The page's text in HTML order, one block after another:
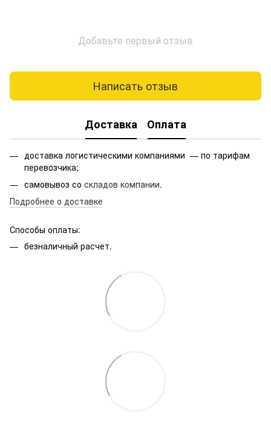
Добавьте первый отзыв
Написать отзыв
Доставка Оплата
доставка логистическими компаниями — по тарифам
перевозчика;
самовывоз со складов компании.
Подробнее о доставке
Способы оплаты:
безналичный расчет.